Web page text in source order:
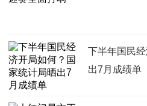
下半年国民
出7月成绩单